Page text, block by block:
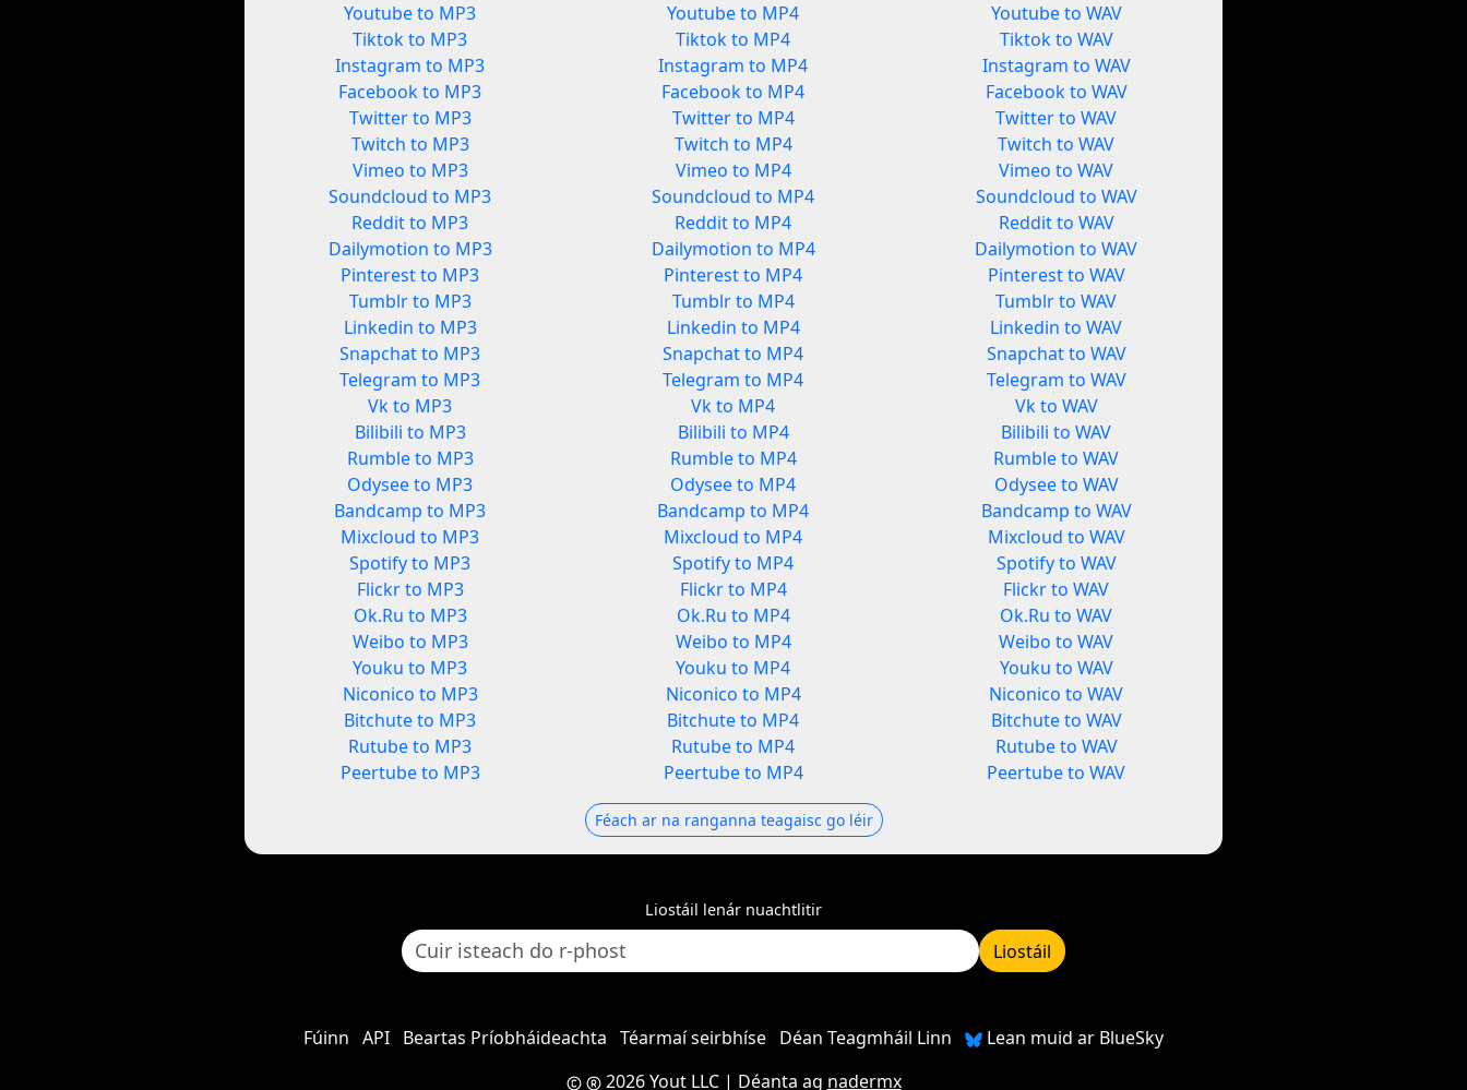
Youtube to MP3
Tiktok to MP3
Instagram to MP3
Facebook to MP3
Twitter to MP3
Twitch to MP3
Vimeo to MP3
Soundcloud to MP3
Reddit to MP3
Dailymotion to MP3
Pinterest to MP3
Tumblr to MP3
Linkedin to MP3
Snapchat to MP3
Telegram to MP3
Vk to MP3
Bilibili to MP3
Rumble to MP3
Odysee to MP3
Bandcamp to MP3
Mixcloud to MP3
Spotify to MP3
Flickr to MP3
Ok.Ru to MP3
Weibo to MP3
Youku to MP3
Niconico to MP3
Bitchute to MP3
Rutube to MP3
Peertube to MP3
Youtube to MP4
Tiktok to MP4
Instagram to MP4
Facebook to MP4
Twitter to MP4
Twitch to MP4
Vimeo to MP4
Soundcloud to MP4
Reddit to MP4
Dailymotion to MP4
Pinterest to MP4
Tumblr to MP4
Linkedin to MP4
Snapchat to MP4
Telegram to MP4
Vk to MP4
Bilibili to MP4
Rumble to MP4
Odysee to MP4
Bandcamp to MP4
Mixcloud to MP4
Spotify to MP4
Flickr to MP4
Ok.Ru to MP4
Weibo to MP4
Youku to MP4
Niconico to MP4
Bitchute to MP4
Rutube to MP4
Peertube to MP4
Youtube to WAV
Tiktok to WAV
Instagram to WAV
Facebook to WAV
Twitter to WAV
Twitch to WAV
Vimeo to WAV
Soundcloud to WAV
Reddit to WAV
Dailymotion to WAV
Pinterest to WAV
Tumblr to WAV
Linkedin to WAV
Snapchat to WAV
Telegram to WAV
Vk to WAV
Bilibili to WAV
Rumble to WAV
Odysee to WAV
Bandcamp to WAV
Mixcloud to WAV
Spotify to WAV
Flickr to WAV
Ok.Ru to WAV
Weibo to WAV
Youku to WAV
Niconico to WAV
Bitchute to WAV
Rutube to WAV
Peertube to WAV
Féach ar na ranganna teagaisc go léir
Liostáil lenár nuachtlitir
Liostáil
Fúinn API Beartas Príobháideachta Téarmaí seirbhíse Déan Teagmháil Linn
Lean muid ar BlueSky
2026 Yout LLC| Déanta ag nadermx